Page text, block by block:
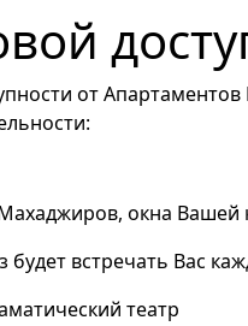
от
окна Вашей
встречать Вас
театр